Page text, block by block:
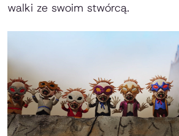
walki ze swoim stwórcą.